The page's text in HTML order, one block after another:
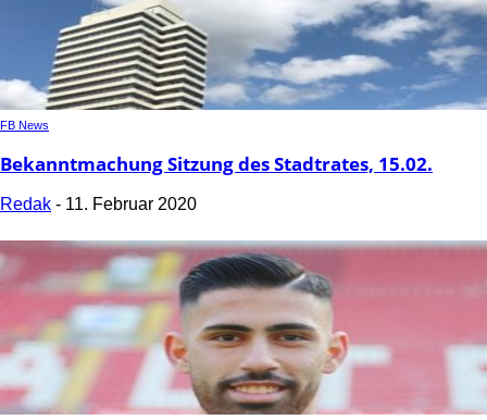
FB News
Bekanntmachung Sitzung des Stadtrates, 15.02.
Redak - 11. Februar 2020